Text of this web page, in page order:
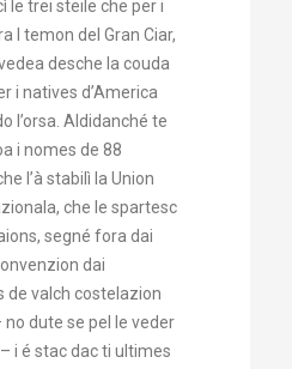
le trei steile che per i
l temon del Gran Ciar,
desche la couda
i natives d’America
l’orsa. Aldidanché te
i nomes de 88
l’à stabilì la Union
che le spartesc
segné fora dai
dai
de valch costelazion
dute se pel le veder
i é stac dac ti ultimes